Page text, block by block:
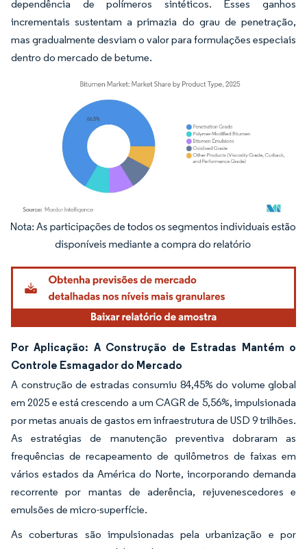
dependência de polímeros sintéticos. Esses ganhos
incrementais sustentam a primazia do grau de penetração,
mas gradualmente desviam o valor para formulações especiais
dentro do mercado de betume.
Imagem © Mordor Intelligence. O reuso requer atribuição conforme CC BY 4.0.
Por Aplicação: A Construção de Estradas Mantém o
Controle Esmagador do Mercado
A construção de estradas consumiu 84,45% do volume global
em 2025 e está crescendo a um CAGR de 5,56%, impulsionada
por metas anuais de gastos em infraestrutura de USD 9 trilhões.
As estratégias de manutenção preventiva dobraram as
frequências de recapeamento de quilômetros de faixas em
vários estados da América do Norte, incorporando demanda
recorrente por mantas de aderência, rejuvenescedores e
emulsões de micro-superfície.
As coberturas são impulsionadas pela urbanização e por